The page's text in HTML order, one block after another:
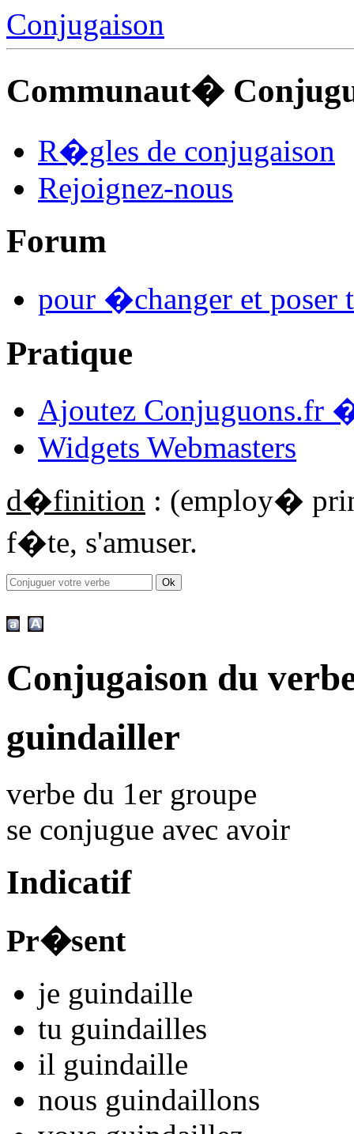
Conjugaison
Communaut�
R�gles de conjugaison
Rejoignez-nous
Forum
pour �changer et poser
Pratique
Ajoutez Conjuguons.fr
Widgets Webmasters
d�finition : (employ�
f�te, s'amuser.
Conjugaison du
guindailler
verbe du 1er groupe
se conjugue avec avoir
Indicatif
Pr�sent
je guindaille
tu guindailles
il guindaille
nous guindaillons